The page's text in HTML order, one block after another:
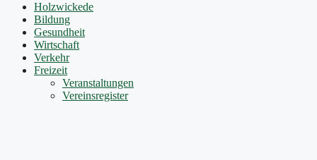
Holzwickede
Bildung
Gesundheit
Wirtschaft
Verkehr
Freizeit
Veranstaltungen
Vereinsregister